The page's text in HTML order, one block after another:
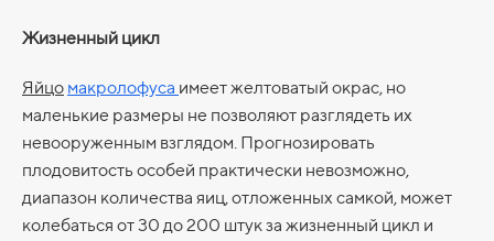
Жизненный цикл
Яйцо макролофуса имеет желтоватый окрас, но
маленькие размеры не позволяют разглядеть их
невооруженным взглядом. Прогнозировать
плодовитость особей практически невозможно,
диапазон количества яиц, отложенных самкой, может
колебаться от 30 до 200 штук за жизненный цикл и